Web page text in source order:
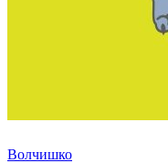
Волчишко